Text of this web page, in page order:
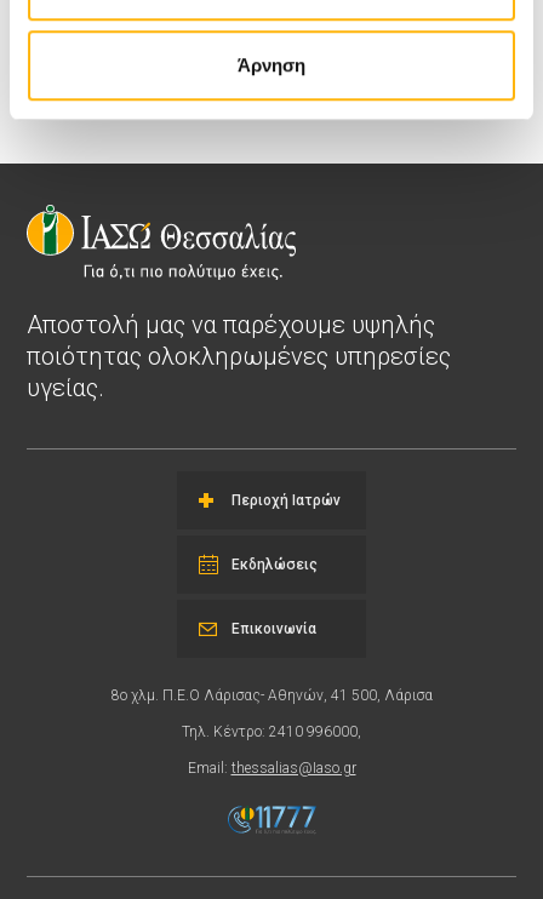
Άρνηση
Αποστολή μας να παρέχουμε υψηλής
ποιότητας ολοκληρωμένες υπηρεσίες
υγείας.
Περιοχή Ιατρών
Εκδηλώσεις
8ο χλμ. Π.Ε.Ο Λάρισας- Αθηνών, 41 500, Λάρισα
Τηλ. Κέντρο: 2410 996000,
Email: thessalias@Iaso.gr
Επικοινωνία